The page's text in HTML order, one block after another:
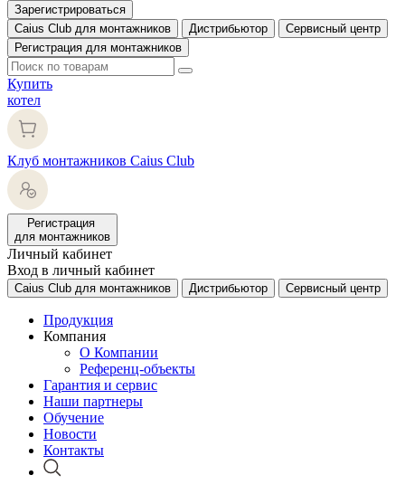
Зарегистрироваться
Caius Club для монтажников
Дистрибьютор
Сервисный центр
Регистрация для монтажников
Купить
котел
Клуб монтажников Caius Club
Регистрация
для монтажников
Личный кабинет
Вход в личный кабинет
Caius Club для монтажников Дистрибьютор Сервисный центр
Продукция
Компания
О Компании
Референц-объекты
Гарантия и сервис
Наши партнеры
Обучение
Новости
Контакты